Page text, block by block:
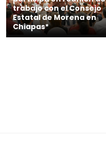
trabajo con el Consejo
Estatal de Morena en
Chiapas*